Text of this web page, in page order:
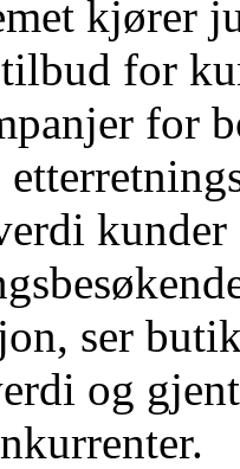
kjører
for
for
ser
og